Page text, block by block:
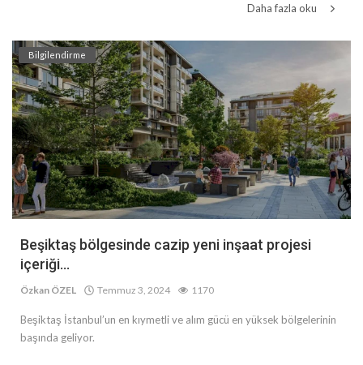
Daha fazla oku
Bilgilendirme
Beşiktaş bölgesinde cazip yeni inşaat projesi
içeriği...
Özkan ÖZEL Temmuz 3, 2024 1170
Beşiktaş İstanbul’un en kıymetli ve alım gücü en yüksek bölgelerinin
başında geliyor.